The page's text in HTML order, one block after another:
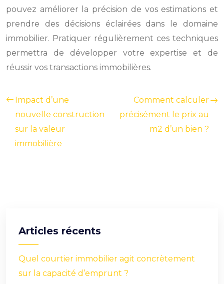
pouvez améliorer la précision de vos estimations et
prendre des décisions éclairées dans le domaine
immobilier. Pratiquer régulièrement ces techniques
permettra de développer votre expertise et de
réussir vos transactions immobilières.
Impact d’une
nouvelle construction
sur la valeur
immobilière
Comment calculer
précisément le prix au
m2 d’un bien ?
Articles récents
Quel courtier immobilier agit concrètement
sur la capacité d’emprunt ?